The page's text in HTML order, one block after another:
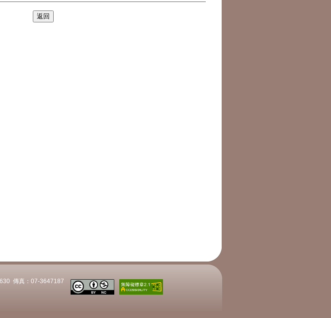
返回
傳真：07-3647187